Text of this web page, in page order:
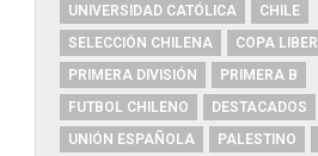
UNIVERSIDAD CATÓLICA
CHILE
SELECCIÓN CHILENA
COPA
PRIMERA DIVISIÓN
PRIMERA B
FUTBOL CHILENO
DESTACADOS
UNIÓN ESPAÑOLA
PALESTINO